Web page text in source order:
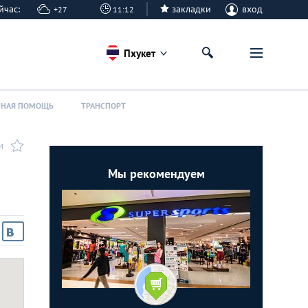
+27 11:12 закладки вход
Пхукет
ПОМОЩЬ ТРАНСПОРТ
Мы рекомендуем